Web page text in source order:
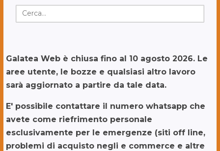
Galatea Web è chiusa fino al 10 agosto 2026. Le
aree utente, le bozze e qualsiasi altro lavoro
sarà aggiornato a partire da tale data.
E' possibile contattare il numero whatsapp che
avete come riefrimento personale
esclusivamente per le emergenze (siti off line,
problemi di acquisto negli e commerce e altre